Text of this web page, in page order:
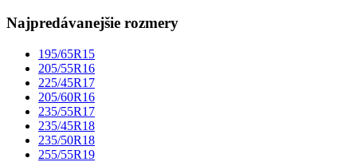
Najpredávanejšie rozmery
195/65R15
205/55R16
225/45R17
205/60R16
235/55R17
235/45R18
235/50R18
255/55R19